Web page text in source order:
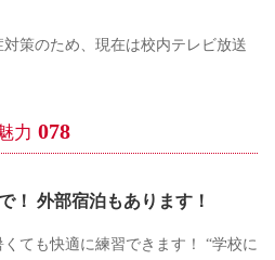
策のため、現在は校内テレビ放送
力 078
！ 外部宿泊もあります！
ても快適に練習できます！ “学校に